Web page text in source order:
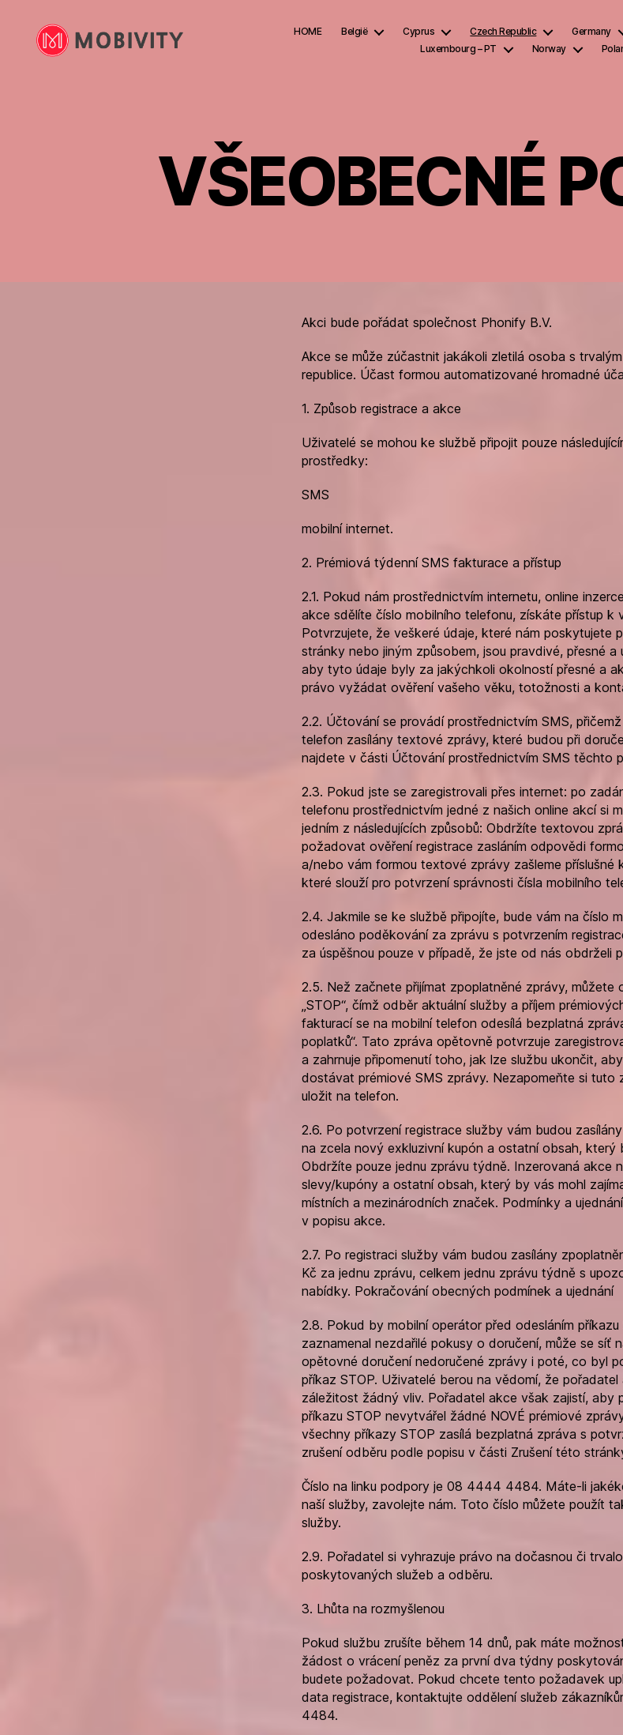
HOME België Cyprus Czech Republic Germany
Luxembourg – PT
Norway
VŠEOBECNÉ
Akci bude pořádat společnost Phonify B.V.
Akce se může zúčastnit jakákoli zletilá osoba s
republice. Účast formou automatizované hromadné
1. Způsob registrace a akce
Uživatelé se mohou ke službě připojit pouze
prostředky:
SMS
mobilní internet.
2. Prémiová týdenní SMS fakturace a přístup
2.1. Pokud nám prostřednictvím internetu, online
akce sdělíte číslo mobilního telefonu, získáte přístup k
Potvrzujete, že veškeré údaje, které nám poskytujete
stránky nebo jiným způsobem, jsou pravdivé, přesné a
aby tyto údaje byly za jakýchkoli okolností přesné a
právo vyžádat ověření vašeho věku, totožnosti a
2.2. Účtování se provádí prostřednictvím SMS,
telefon zasílány textové zprávy, které budou při
najdete v části Účtování prostřednictvím SMS těchto
2.3. Pokud jste se zaregistrovali přes internet: po
telefonu prostřednictvím jedné z našich online akcí si
jedním z následujících způsobů: Obdržíte textovou
požadovat ověření registrace zasláním odpovědi
a/nebo vám formou textové zprávy zašleme příslušné
které slouží pro potvrzení správnosti čísla mobilního
2.4. Jakmile se ke službě připojíte, bude vám na číslo
odesláno poděkování za zprávu s potvrzením
za úspěšnou pouze v případě, že jste od nás obdrželi
2.5. Než začnete přijímat zpoplatněné zprávy, můžete
„STOP“, čímž odběr aktuální služby a příjem
fakturací se na mobilní telefon odesílá bezplatná
poplatků“. Tato zpráva opětovně potvrzuje
a zahrnuje připomenutí toho, jak lze službu ukončit,
dostávat prémiové SMS zprávy. Nezapomeňte si tuto
uložit na telefon.
2.6. Po potvrzení registrace služby vám budou
na zcela nový exkluzivní kupón a ostatní obsah, který
Obdržíte pouze jednu zprávu týdně. Inzerovaná akce
slevy/kupóny a ostatní obsah, který by vás mohl
místních a mezinárodních značek. Podmínky a
v popisu akce.
2.7. Po registraci služby vám budou zasílány
Kč za jednu zprávu, celkem jednu zprávu týdně s
nabídky. Pokračování obecných podmínek a ujednání
2.8. Pokud by mobilní operátor před odesláním
zaznamenal nezdařilé pokusy o doručení, může se síť
opětovné doručení nedoručené zprávy i poté, co byl
příkaz STOP. Uživatelé berou na vědomí, že
záležitost žádný vliv. Pořadatel akce však zajistí, aby
příkazu STOP nevytvářel žádné NOVÉ prémiové
všechny příkazy STOP zasílá bezplatná zpráva s
zrušení odběru podle popisu v části Zrušení této
Číslo na linku podpory je 08 4444 4484. Máte-li
naší služby, zavolejte nám. Toto číslo můžete použít
služby.
2.9. Pořadatel si vyhrazuje právo na dočasnou či
poskytovaných služeb a odběru.
3. Lhůta na rozmyšlenou
Pokud službu zrušíte během 14 dnů, pak máte
žádost o vrácení peněz za první dva týdny
budete požadovat. Pokud chcete tento požadavek
data registrace, kontaktujte oddělení služeb
4484.